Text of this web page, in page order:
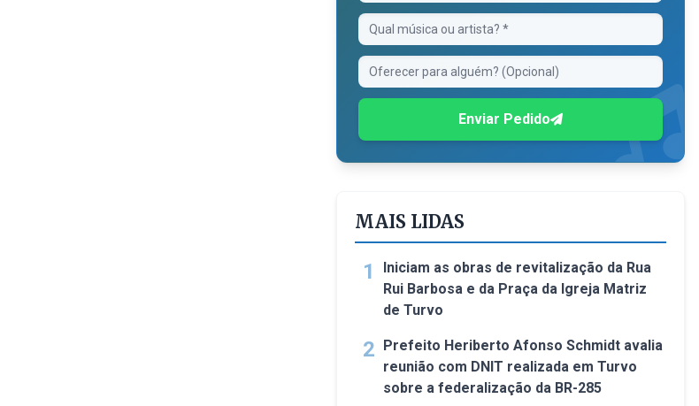
Enviar Pedido
MAIS LIDAS
1
Iniciam as obras de revitalização da Rua
Rui Barbosa e da Praça da Igreja Matriz
de Turvo
2 Prefeito Heriberto Afonso Schmidt avalia
reunião com DNIT realizada em Turvo
sobre a federalização da BR-285